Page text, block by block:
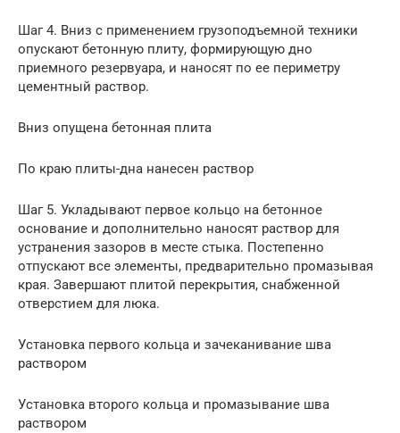
Шаг 4. Вниз с применением грузоподъемной техники
опускают бетонную плиту, формирующую дно
приемного резервуара, и наносят по ее периметру
цементный раствор.
Вниз опущена бетонная плита
По краю плиты-дна нанесен раствор
Шаг 5. Укладывают первое кольцо на бетонное
основание и дополнительно наносят раствор для
устранения зазоров в месте стыка. Постепенно
отпускают все элементы, предварительно промазывая
края. Завершают плитой перекрытия, снабженной
отверстием для люка.
Установка первого кольца и зачеканивание шва
раствором
Установка второго кольца и промазывание шва
раствором